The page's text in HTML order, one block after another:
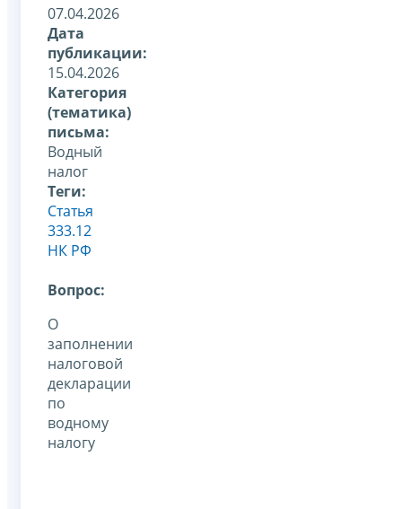
07.04.2026
Дата
публикации:
15.04.2026
Категория
(тематика)
письма:
Водный
налог
Теги:
Статья
333.12
НК РФ
Вопрос:
О
заполнении
налоговой
декларации
по
водному
налогу